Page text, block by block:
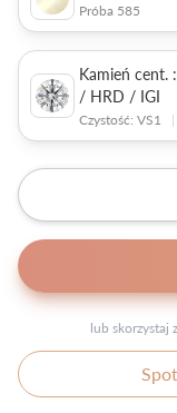
Próba 585
Kamień cent.
/ HRD / IGI
Czystość: VS1 |
lub skorzystaj